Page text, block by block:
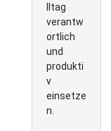
lltag
verantw
ortlich
und
produkti
v
einsetze
n.